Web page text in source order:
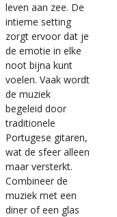
leven aan zee. De
intieme setting
zorgt ervoor dat je
de emotie in elke
noot bijna kunt
voelen. Vaak wordt
de muziek
begeleid door
traditionele
Portugese gitaren,
wat de sfeer alleen
maar versterkt.
Combineer de
muziek met een
diner of een glas